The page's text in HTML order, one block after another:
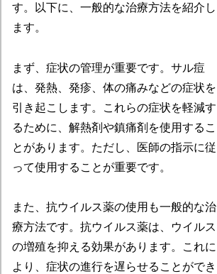
す。以下に、一般的な治療方法を紹介し
ます。
まず、症状の管理が重要です。サル痘
は、発熱、発疹、体の痛みなどの症状を
引き起こします。これらの症状を軽減す
るために、解熱剤や鎮痛剤を使用するこ
とがあります。ただし、医師の指示に従
って使用することが重要です。
また、抗ウイルス薬の使用も一般的な治
療方法です。抗ウイルス薬は、ウイルス
の増殖を抑える効果があります。これに
より、症状の進行を遅らせることができ